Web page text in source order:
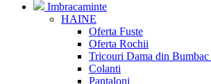
Imbracaminte
HAINE
Oferta Fuste
Oferta Rochii
Tricouri Dama din Bumbac
Colanti
Pantaloni